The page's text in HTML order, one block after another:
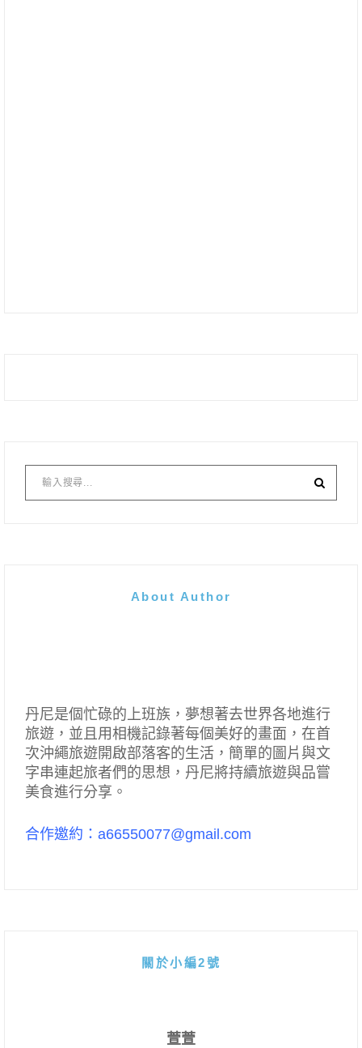
About Author
丹尼是個忙碌的上班族，夢想著去世界各地進行
旅遊，並且用相機記錄著每個美好的畫面，在首
次沖繩旅遊開啟部落客的生活，簡單的圖片與文
字串連起旅者們的思想，丹尼將持續旅遊與品嘗
美食進行分享。
合作邀約：a66550077@gmail.com
關於小編2號
萱萱